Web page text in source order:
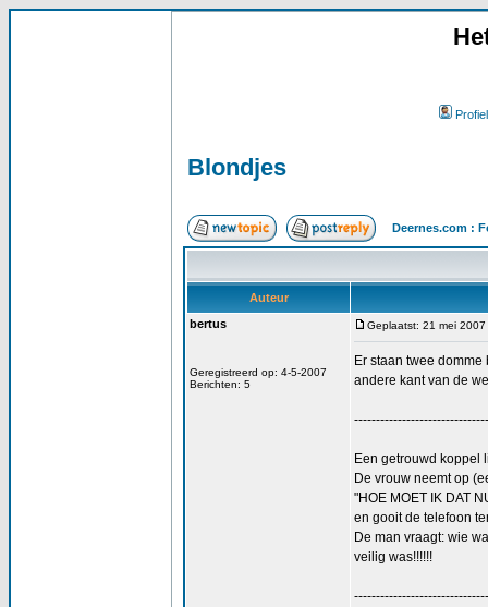
Profiel
Blondjes
Deernes.com :
Auteur
bertus
Geregistreerd op: 4-5-2007
Berichten: 5
Geplaatst: 21 mei
Er staan twee
andere kant van de
Een getrouwd koppel
De vrouw neemt op
"HOE MOET IK DAT
en gooit de telefoon
De man vraagt: wie
veilig was!!!!!!